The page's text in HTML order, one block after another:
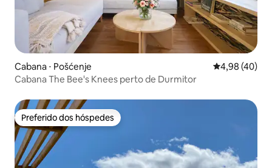
Cabana ⋅ Pošćenje 4,98 de uma
4,98 (40)
Cabana The Bee's Knees perto de Durmitor
Preferido dos hóspedes
Preferido dos hóspedes